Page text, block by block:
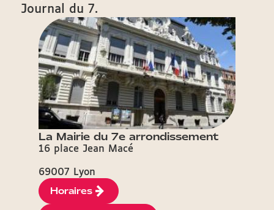
Journal du 7.
La Mairie du 7e arrondissement
16 place Jean Macé
69007 Lyon
Horaires